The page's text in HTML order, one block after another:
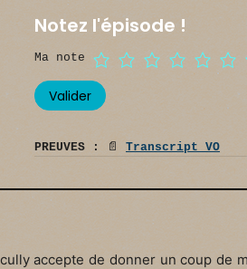
Notez l'épisode !
Ma note
PREUVES : 📄 Transcript VO
accepte de donner un coup de